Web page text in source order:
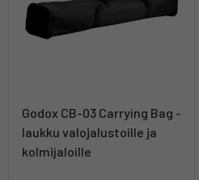
Godox CB-03 Carrying Bag -
laukku valojalustoille ja
kolmijaloille